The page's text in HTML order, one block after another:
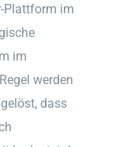
Plattform im
im
werden
dass